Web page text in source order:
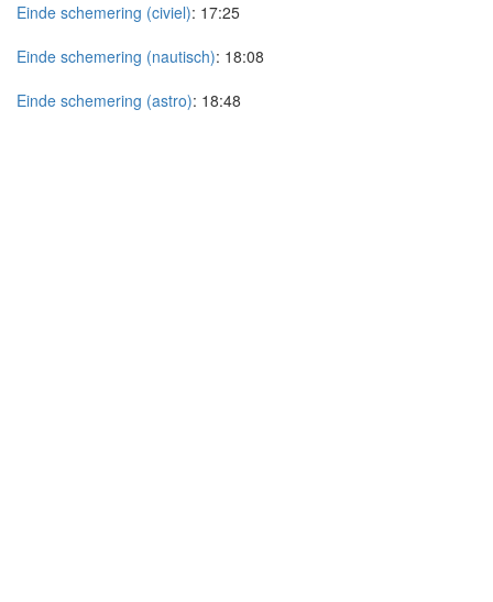
Einde schemering (civiel): 17:25
Einde schemering (nautisch): 18:08
Einde schemering (astro): 18:48